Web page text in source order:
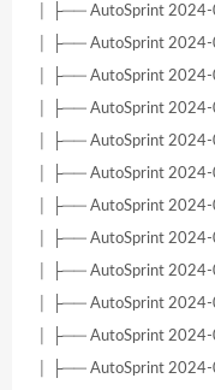
│ ├── AutoSprint
│ ├── AutoSprint
│ ├── AutoSprint
│ ├── AutoSprint
│ ├── AutoSprint
│ ├── AutoSprint
│ ├── AutoSprint
│ ├── AutoSprint
│ ├── AutoSprint
│ ├── AutoSprint
│ ├── AutoSprint
│ ├── AutoSprint